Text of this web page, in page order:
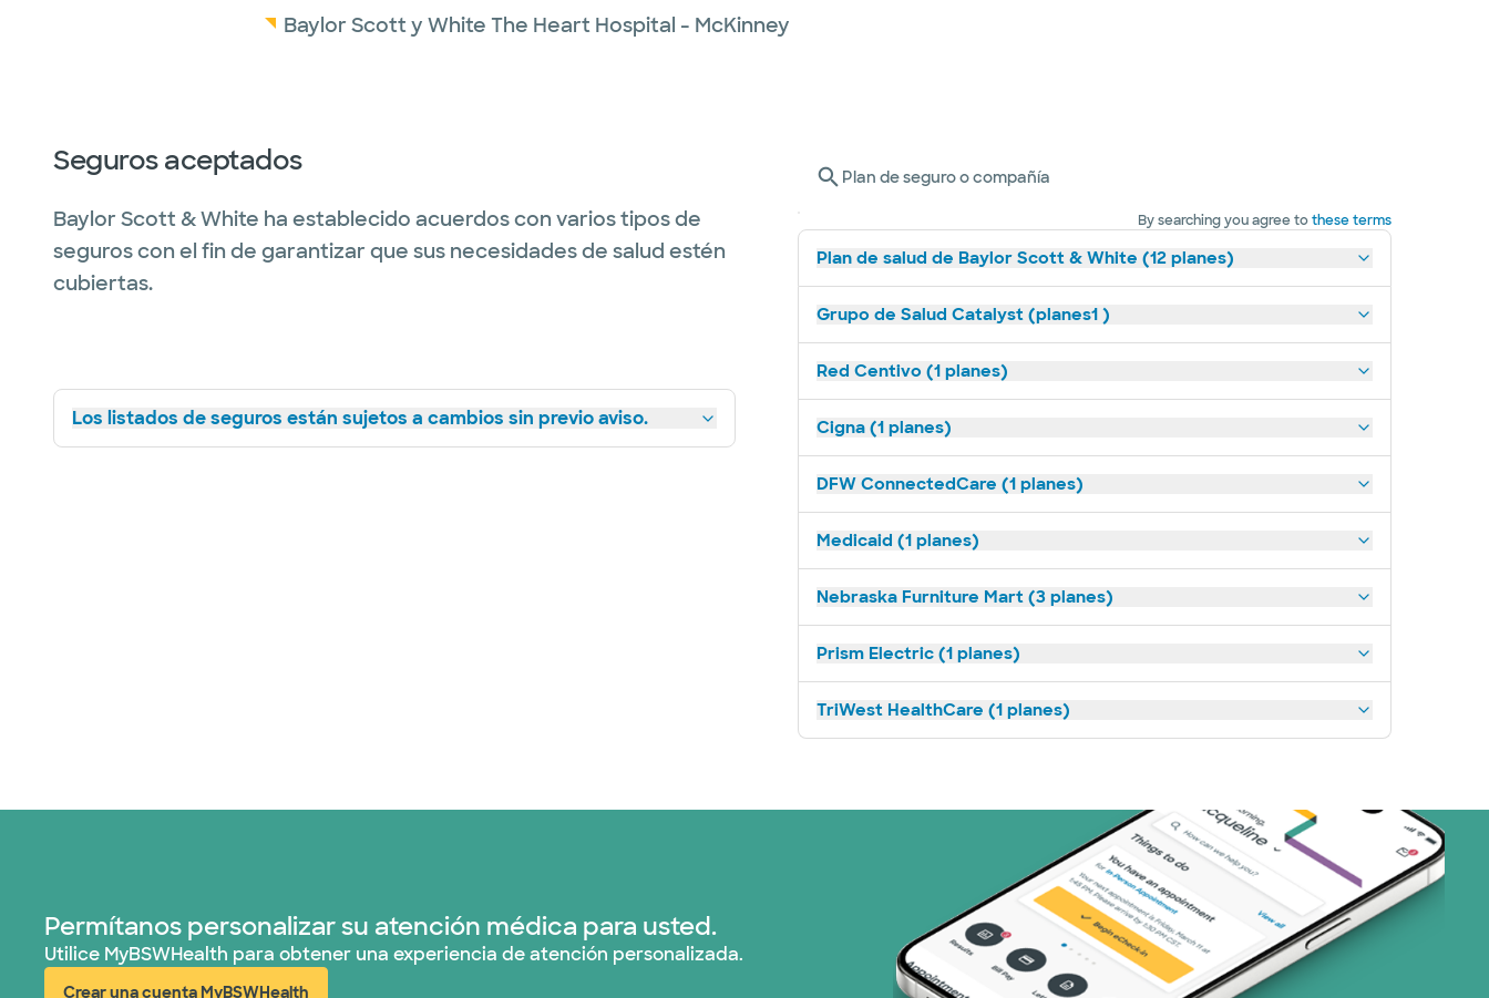
Baylor Scott y White The Heart Hospital - McKinney
Seguros aceptados
Baylor Scott & White ha establecido acuerdos con varios tipos de
seguros con el fin de garantizar que sus necesidades de salud estén
cubiertas.
Los listados de seguros están sujetos a cambios sin previo aviso.
Plan de seguro o compañía
By searching you agree tothese terms
Plan de salud de Baylor Scott & White (12 planes)
Grupo de Salud Catalyst (planes1 )
Red Centivo (1 planes)
Cigna (1 planes)
DFW ConnectedCare (1 planes)
Medicaid (1 planes)
Nebraska Furniture Mart (3 planes)
Prism Electric (1 planes)
TriWest HealthCare (1 planes)
Permítanos personalizar su atención médica para usted.
Utilice MyBSWHealth para obtener una experiencia de atención personalizada.
Crear una cuenta MyBSWHealth